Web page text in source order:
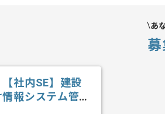
あ
【社内SE】建設
報システム管理